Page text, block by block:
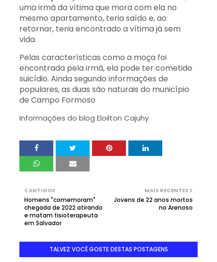
uma irmã da vítima que mora com ela no
mesmo apartamento, teria saído e, ao
retornar, teria encontrado a vítima já sem
vida.
Pelas características como a moça foi
encontrada pela irmã, ela pode ter cometido
suicídio. Ainda segundo informações de
populares, as duas são naturais do município
de Campo Formoso
Informações do blog Eloilton Cajuhy
MAIS RECENTES
Jovens de 22 anos mortos
no Arenoso
ANTIGOS
Homens "comemoram"
chegada de 2022 atirando
e matam fisioterapeuta
em Salvador
TALVEZ VOCÊ GOSTE DESTAS POSTAGENS